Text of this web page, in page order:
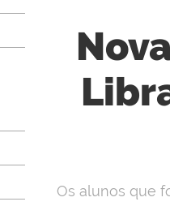
Os alunos que